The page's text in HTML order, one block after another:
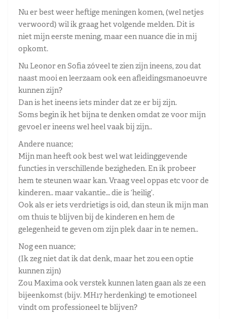
Nu er best weer heftige meningen komen, (wel netjes
verwoord) wil ik graag het volgende melden. Dit is
niet mijn eerste mening, maar een nuance die in mij
opkomt.
Nu Leonor en Sofia zóveel te zien zijn ineens, zou dat
naast mooi en leerzaam ook een afleidingsmanoeuvre
kunnen zijn?
Dan is het ineens iets minder dat ze er bij zijn.
Soms begin ik het bijna te denken omdat ze voor mijn
gevoel er ineens wel heel vaak bij zijn..
Andere nuance;
Mijn man heeft ook best wel wat leidinggevende
functies in verschillende bezigheden. En ik probeer
hem te steunen waar kan. Vraag veel oppas etc voor de
kinderen.. maar vakantie… die is ‘heilig’.
Ook als er iets verdrietigs is oid, dan steun ik mijn man
om thuis te blijven bij de kinderen en hem de
gelegenheid te geven om zijn plek daar in te nemen..
Nog een nuance;
(Ik zeg niet dat ik dat denk, maar het zou een optie
kunnen zijn)
Zou Maxima ook verstek kunnen laten gaan als ze een
bijeenkomst (bijv. MH17 herdenking) te emotioneel
vindt om professioneel te blijven?